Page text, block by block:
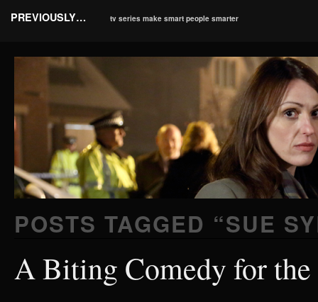
PREVIOUSLY… tv series make smart people smarter
POSTS TAGGED “SUE
A Biting Comedy for